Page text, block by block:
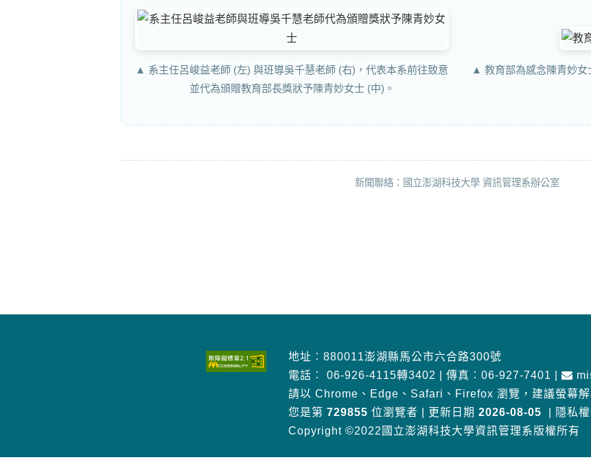
▲ 系主任呂峻益老師 (左) 與班導吳千慧老師 (右)，代表本系前往致意
並代為頒贈教育部長獎狀予陳青妙女士 (中)。
▲ 教育部為感念陳青妙女
新聞聯絡：國立澎湖科技大學 資訊管理系辦公室
地址︰880011澎湖縣馬公市六合路300號
電話︰ 06-926-4115轉3402 傳真︰06-927-7401
請以 Chrome、Edge、Safari、Firefox 瀏覽 ， 建議螢幕
您是第 729855 位瀏覽者 更新日期 2026-08-05 隱私
Copyright ©2022國立澎湖科技大學資訊管理系版權所有